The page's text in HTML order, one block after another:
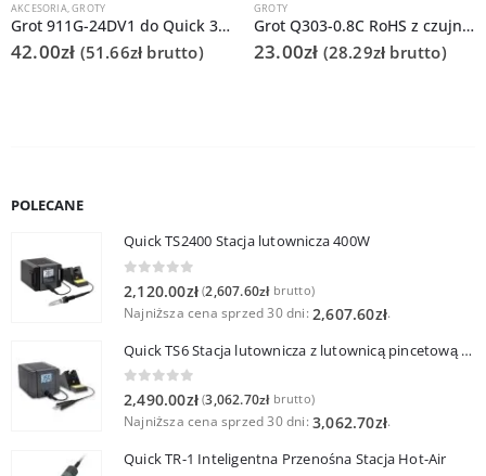
AKCESORIA,GROTY
Grot 911G-24DV1 do Quick 378C
42.00zł (51.66zł brutto)
GROTY
Grot Q303-0.8C RoHS z czujnikiem do Quick 202D
23.00zł (28.29zł brutto)
POLECANE
Quick TS2400 Stacja lutownicza 400W
2,120.00zł (2,607.60złbrutto)
Najniższa cena sprzed 30 dni: 2,607.60zł.
Quick TS6 Stacja lutownicza z lutownicą pincetową 60W
0 out of 5
2,490.00zł (3,062.70złbrutto)
Najniższa cena sprzed 30 dni: 3,062.70zł.
Quick TR-1 Inteligentna Przenośna Stacja Hot-Air